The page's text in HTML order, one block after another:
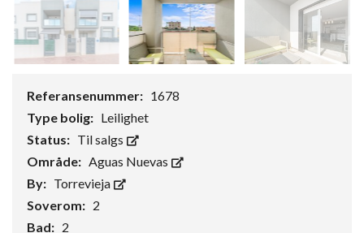
Referansenummer: 1678
Type bolig: Leilighet
Status: Til salgs
Område: Aguas Nuevas
By: Torrevieja
Soverom: 2
Bad: 2